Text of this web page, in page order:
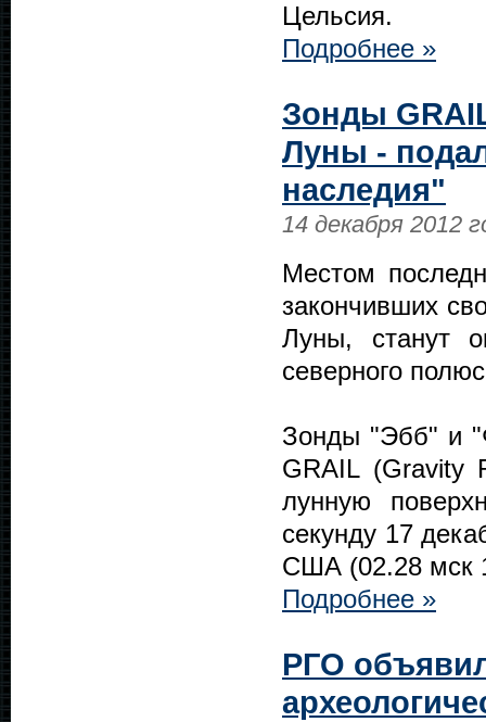
Цельсия.
Подробнее »
Зонды
Луны -
наследия"
14 декабря 2012
Местом
закончивших
Луны, станут
северного
Зонды "Эбб" и
GRAIL (Gravity
лунную
секунду 17
США (02.28 мск
Подробнее »
РГО